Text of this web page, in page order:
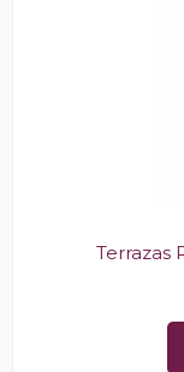
Terrazas